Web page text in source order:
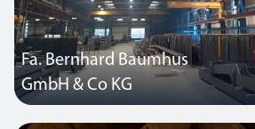
Fa. Bernhard Baumhus
GmbH & Co KG
Die Beleuchtungsanlage der 10000m²